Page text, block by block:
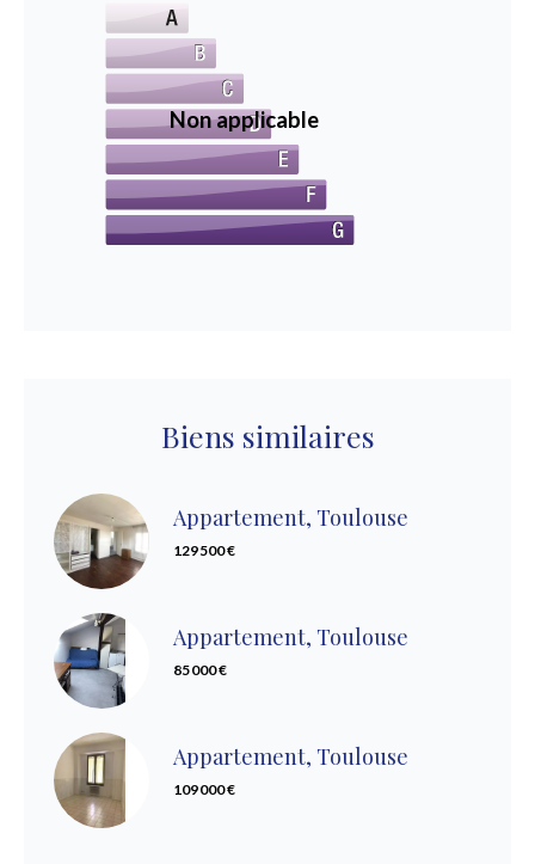
Non applicable
Biens similaires
Appartement, Toulouse
129 500 €
Appartement, Toulouse
85 000 €
Appartement, Toulouse
109 000 €